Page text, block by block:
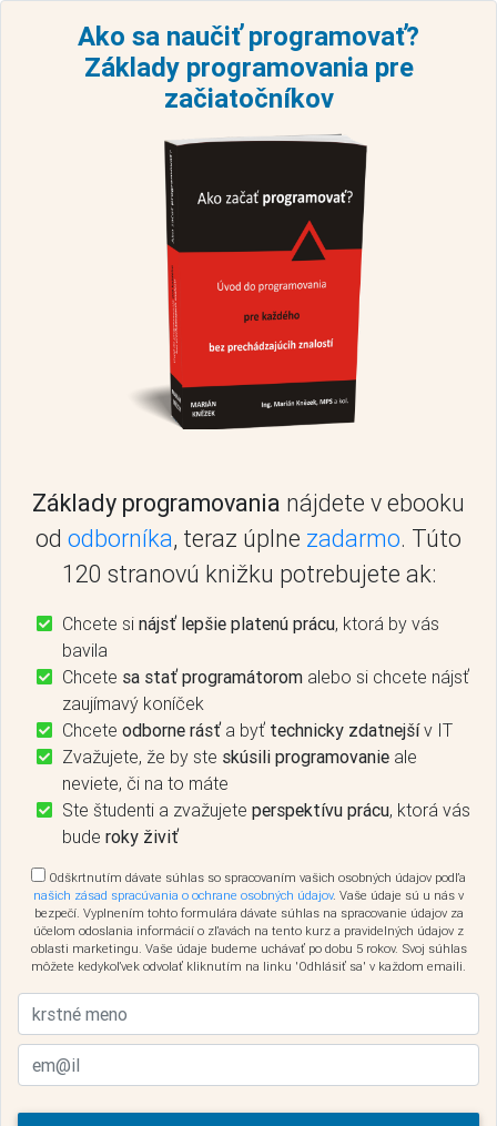
Ako sa naučiť programovať?
Základy programovania pre
začiatočníkov
Základy programovania nájdete v ebooku
od odborníka, teraz úplne zadarmo. Túto
120 stranovú knižku potrebujete ak:
Chcete si nájsť lepšie platenú prácu, ktorá by vás
bavila
Chcete sa stať programátorom alebo si chcete nájsť
zaujímavý koníček
Chcete odborne rásťa byť technicky zdatnejšív IT
Zvažujete, že by ste skúsili programovanie ale
neviete, či na to máte
Ste študenti a zvažujete perspektívu prácu, ktorá vás
bude roky živiť
Odškrtnutím dávate súhlas so spracovaním vašich osobných údajov podľa
našich zásad spracúvania o ochrane osobných údajov. Vaše údaje sú u nás v
bezpečí. Vyplnením tohto formulára dávate súhlas na spracovanie údajov za
účelom odoslania informácií o zľavách na tento kurz a pravidelných údajov z
oblasti marketingu. Vaše údaje budeme uchávať po dobu 5 rokov. Svoj súhlas
môžete kedykoľvek odvolať kliknutím na linku 'Odhlásiť sa' v každom emaili.